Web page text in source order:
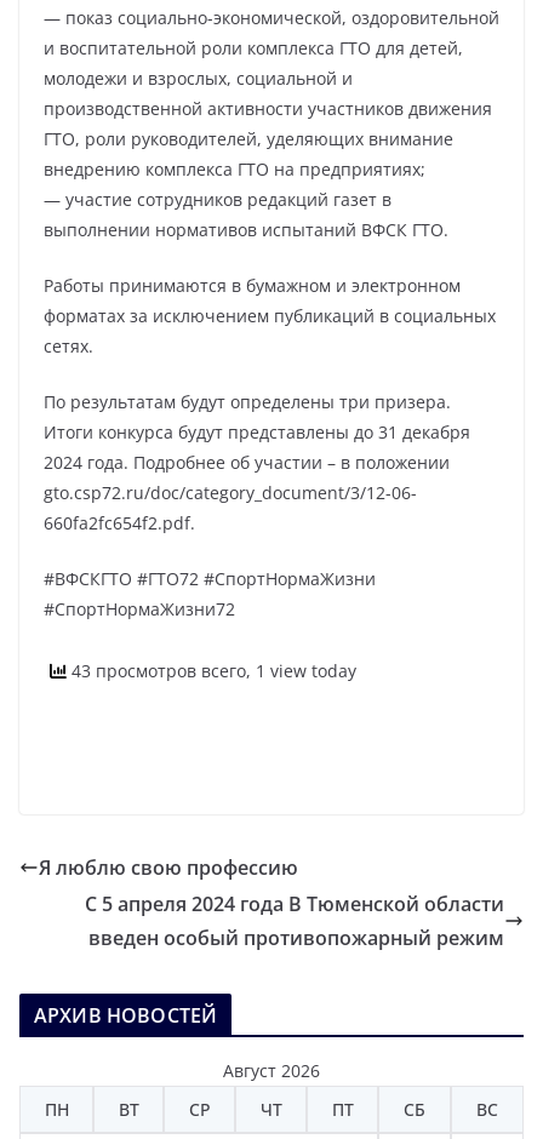
— показ социально-экономической, оздоровительной
и воспитательной роли комплекса ГТО для детей,
молодежи и взрослых, социальной и
производственной активности участников движения
ГТО, роли руководителей, уделяющих внимание
внедрению комплекса ГТО на предприятиях;
— участие сотрудников редакций газет в
выполнении нормативов испытаний ВФСК ГТО.
Работы принимаются в бумажном и электронном
форматах за исключением публикаций в социальных
сетях.
По результатам будут определены три призера.
Итоги конкурса будут представлены до 31 декабря
2024 года. Подробнее об участии – в положении
gto.csp72.ru/doc/category_document/3/12-06-
660fa2fc654f2.pdf.
#ВФСКГТО #ГТО72 #СпортНормаЖизни
#СпортНормаЖизни72
43 просмотров всего, 1 view today
Я люблю свою профессию
С 5 апреля 2024 года В Тюменской области
введен особый противопожарный режим
АРХИВ НОВОСТЕЙ
Август 2026
ПН
ВТ СР ЧТ ПТ СБ ВС